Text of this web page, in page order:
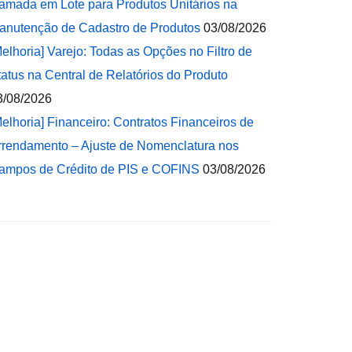
em Lote para Produtos Unitários na
de Cadastro de Produtos 03/08/2026
Varejo: Todas as Opções no Filtro de
na Central de Relatórios do Produto
08/2026
Financeiro: Contratos Financeiros de
– Ajuste de Nomenclatura nos
de Crédito de PIS e COFINS 03/08/2026